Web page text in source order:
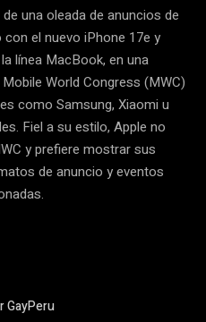
una oleada de anuncios de
el nuevo iPhone 17e y
línea MacBook, en una
World Congress (MWC)
como Samsung, Xiaomi u
Fiel a su estilo, Apple no
y prefiere mostrar sus
de anuncio y eventos
GayPeru